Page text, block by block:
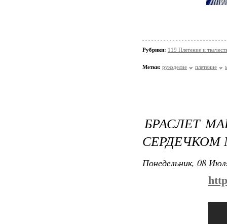
Рубрики: 119 Плетение и
Метки: рукоделие плетение
БРАСЛЕТ
СЕРДЕЧКОМ
Понедельник, 08